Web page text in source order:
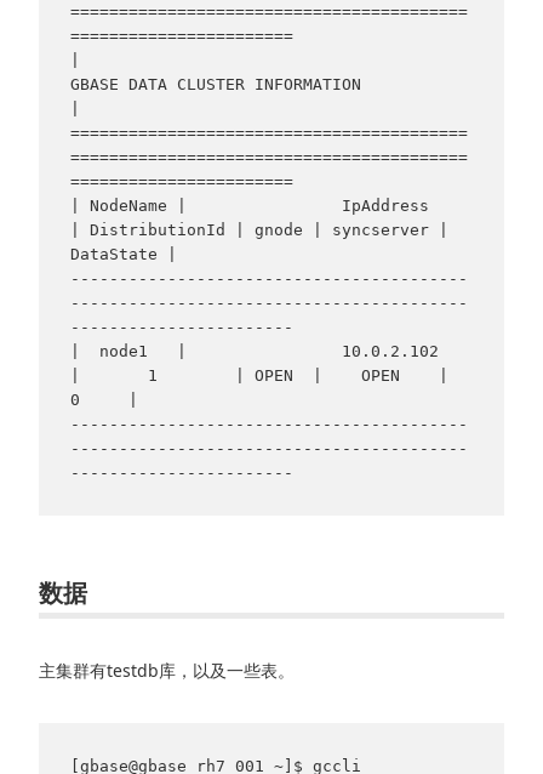
=========================================
=======================
GBASE DATA CLUSTER INFORMATION
=========================================
=========================================
=======================
| NodeName |                IpAddress
| DistributionId | gnode | syncserver |
DataState |
-----------------------------------------
-----------------------------------------
-----------------------
|  node1   |                10.0.2.102
|       1        | OPEN  |    OPEN    |
0     |
-----------------------------------------
-----------------------------------------
-----------------------
数据
主集群有testdb库，以及一些表。
[gbase@gbase_rh7_001 ~]$ gccli